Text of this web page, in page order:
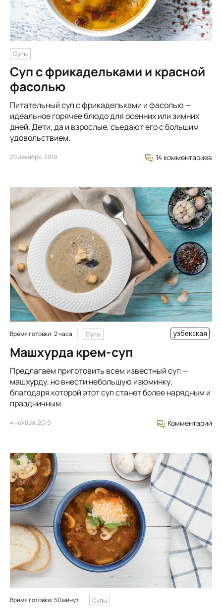
Супы
Суп с фрикадельками и красной
фасолью
Питательный суп с фрикадельками и фасолью —
идеальное горячее блюдо для осенних или зимних
дней. Дети, да и взрослые, съедают его с большим
удовольствием.
20 декабря, 2019 14 комментариев
Время готовки: 2 часа Супы узбекская
Машхурда крем-суп
Предлагаем приготовить всем известный суп —
машхурду, но внести небольшую изюминку,
благодаря которой этот суп станет более нарядным и
праздничным.
4 ноября, 2019 Комментарий
Время готовки: 50 минут Супы